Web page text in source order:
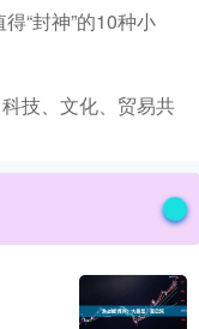
“封神”的10种小
技、文化、贸易共